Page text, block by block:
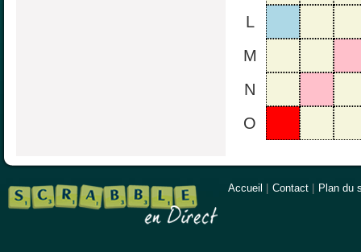
L
M
N
O
Accueil Contact Plan du